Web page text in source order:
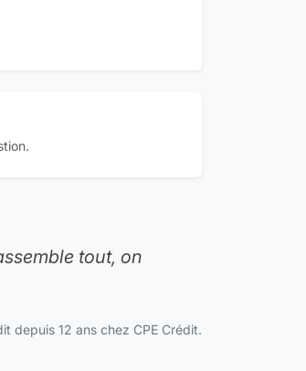
tout, on
depuis 12 ans chez CPE Crédit.